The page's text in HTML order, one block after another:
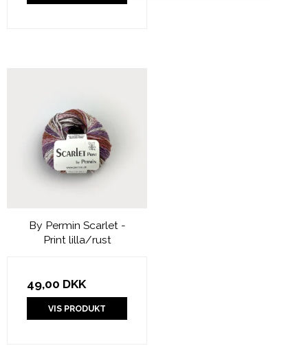
By Permin Scarlet -
Print lilla/rust
49,00 DKK
VIS PRODUKT